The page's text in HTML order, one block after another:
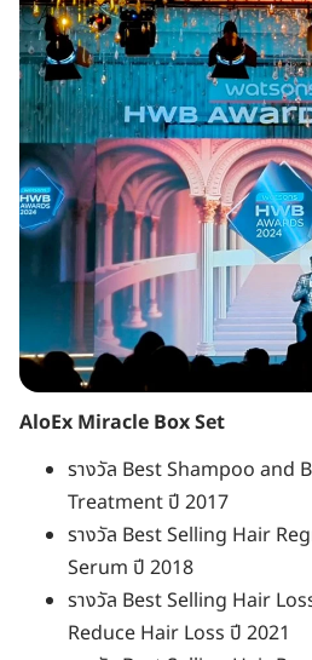
AloEx Miracle Box Set
รางวัล Best Shampoo and
Treatment ปี 2017
รางวัล Best Selling Hair
Serum ปี 2018
รางวัล Best Selling Hair
Reduce Hair Loss ปี 2021